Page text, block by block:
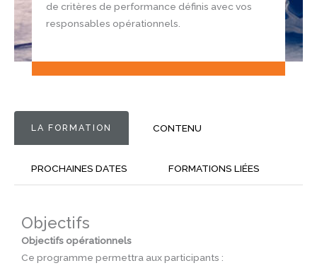
de critères de performance définis avec vos
responsables opérationnels.
LA FORMATION CONTENU
PROCHAINES DATES FORMATIONS LIÉES
Objectifs
Objectifs opérationnels
Ce programme permettra aux participants :